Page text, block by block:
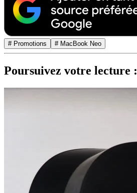
# Promotions # MacBook Neo
Poursuivez votre lecture :